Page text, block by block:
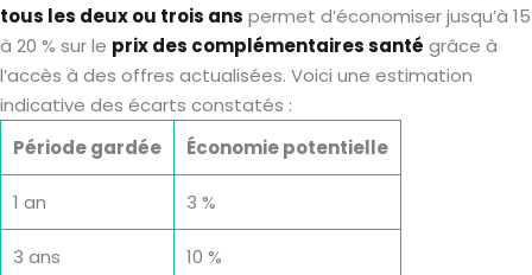
tous les deux ou trois ans permet d’économiser jusqu’à 15
à 20 % sur le prix des complémentaires santé grâce à
l’accès à des offres actualisées. Voici une estimation
indicative des écarts constatés :
Période gardée
Économie potentielle
1 an 3 %
3 ans 10 %